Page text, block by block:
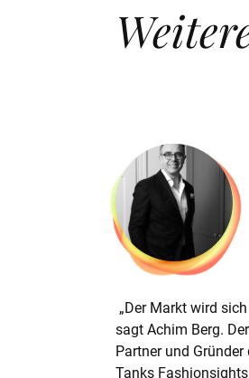
„Der Markt wird
sagt Achim Berg.
Partner und
Tanks